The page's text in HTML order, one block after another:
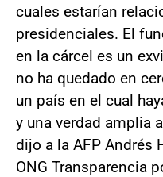
cuales estarían
presidenciales. El
en la cárcel es un
no ha quedado en
un país en el cual
y una verdad amplia
dijo a la AFP Andrés
ONG Transparencia